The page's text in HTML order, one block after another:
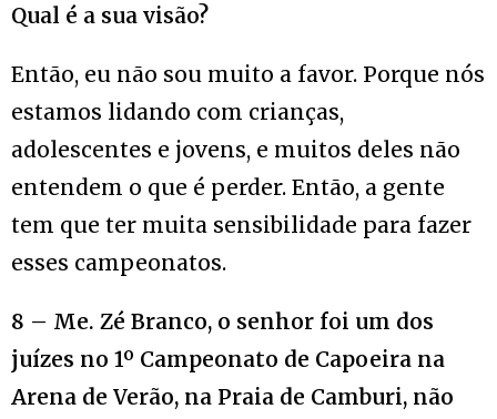
Qual é a sua visão?
Então, eu não sou muito a favor. Porque nós
estamos lidando com crianças,
adolescentes e jovens, e muitos deles não
entendem o que é perder. Então, a gente
tem que ter muita sensibilidade para fazer
esses campeonatos.
8 – Me. Zé Branco, o senhor foi um dos
juízes no 1º Campeonato de Capoeira na
Arena de Verão, na Praia de Camburi, não